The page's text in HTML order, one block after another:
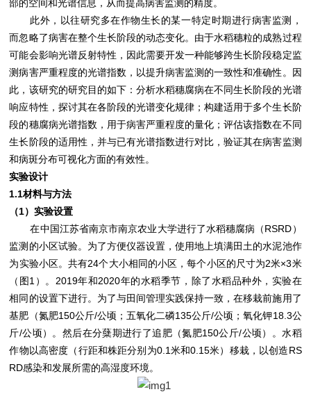
部的空间和光谱信息，从而提高病害监测的精度。
此外，以往研究多在作物生长的某一特定时期进行病害监测，
而忽略了病害在整个生长阶段的动态变化。由于水稻穗粒的成熟过程
可能会影响光谱反射特性，因此需要开发一种能够跨生长阶段稳定监
测病害严重程度的光谱指数，以提升病害监测的一致性和准确性。因
此，该研究的研究目的如下：分析水稻穗腐病在不同生长阶段的光谱
响应特性，探讨其在各阶段的光谱变化规律；构建适用于多个生长阶
段的穗腐病光谱指数，用于病害严重程度的量化；评估该指数在不同
生长阶段的适用性，并与已有光谱指数进行对比，验证其在病害监测
和病斑分布可视化方面的有效性。
实验设计
1.1材料与方法
（1）实验设置
在中国江苏省南京市南京农业大学进行了水稻穗腐病（RSRD）
监测的小区试验。为了方便仪器设置，使用地上填满田土的水泥池作
为实验小区。共有24个大小相同的小区，每个小区的尺寸为2米×3米
（图1）。2019年和2020年的水稻季节，除了水稻品种外，实验在
相同的设置下进行。为了与田间管理实践保持一致，在移栽前施用了
基肥（氮肥150公斤/公顷；五氧化二磷135公斤/公顷；氧化钾18.3公
斤/公顷）。然后在分蘖期进行了追肥（氮肥150公斤/公顷）。水稻
作物以高密度（行距和株距分别为0.1米和0.15米）移栽，以创造RS
RD感染和发展所需的高湿度环境。